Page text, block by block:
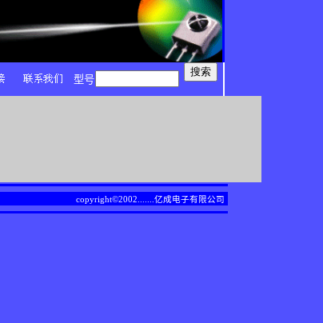
型号
copyright©2002....... 亿成电子有限公司